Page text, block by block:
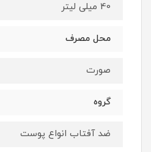
40 میلی لیتر
محل مصرف
صورت
گروه
ضد آفتاب انواع پوست